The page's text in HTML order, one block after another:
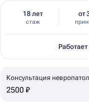
18 лет
стаж
от
Консультация
2500 ₽